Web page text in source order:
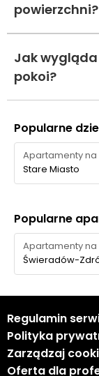
powierzchni?
Jak wygląda
pokoi?
Popularne
Apartamenty
Stare Miasto
Popularne
Apartamenty
Świeradów-
Regulamin
Polityka
Zarządzaj
Oferta dla